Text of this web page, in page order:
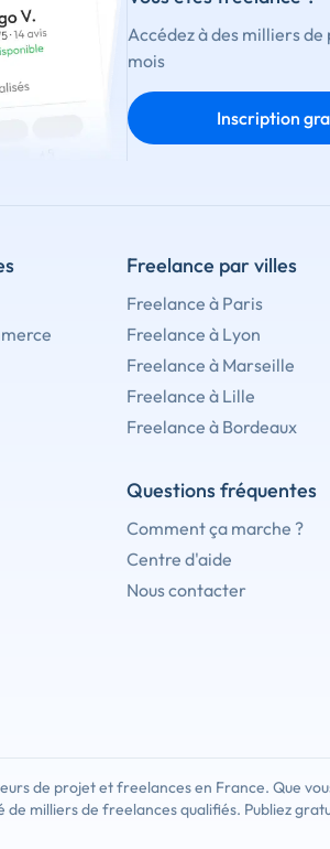
Accédez à des milliers de
mois
Inscription
Freelance par villes
Freelance à Paris
Freelance à Lyon
Freelance à Marseille
Freelance à Lille
Freelance à Bordeaux
Questions fréquentes
Comment ça marche ?
Centre d'aide
Nous contacter
de projet et freelances en France. Que
milliers de freelances qualifiés. Publiez